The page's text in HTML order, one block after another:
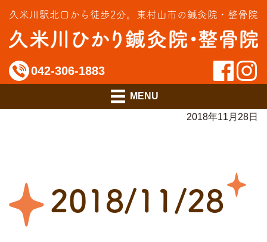
久米川駅北口から徒歩2分。 東村山市の鍼灸院・整骨院
042-306-1883
料金のご案内
アクセス
2018年11月28日
2018/11/28